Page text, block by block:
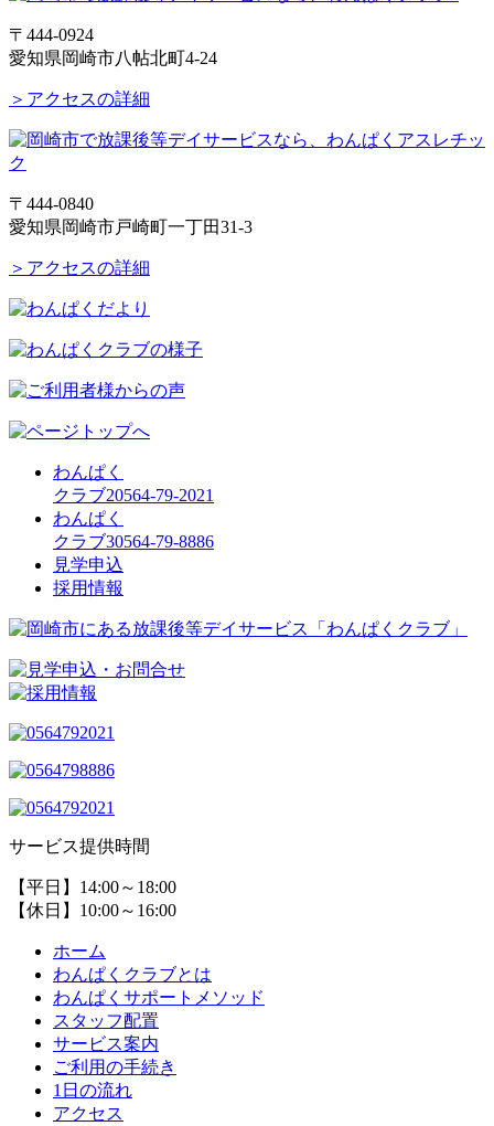
〒444-0924
愛知県岡崎市八帖北町4-24
＞アクセスの詳細
〒444-0840
愛知県岡崎市戸崎町一丁田31-3
＞アクセスの詳細
わんぱく
クラブ20564-79-2021
わんぱく
クラブ30564-79-8886
見学申込
採用情報
サービス提供時間
【平日】14:00～18:00
【休日】10:00～16:00
ホーム
わんぱくクラブとは
わんぱくサポートメソッド
スタッフ配置
サービス案内
ご利用の手続き
1日の流れ
アクセス